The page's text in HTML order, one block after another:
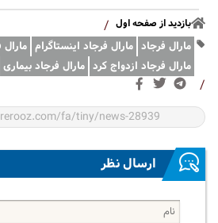
بازدید از صفحه اول /
مارال فرجاد مارال فرجاد اینستاگرام مارال
مارال فرجاد ازدواج کرد مارال فرجاد بیماری
/
ارسال نظر